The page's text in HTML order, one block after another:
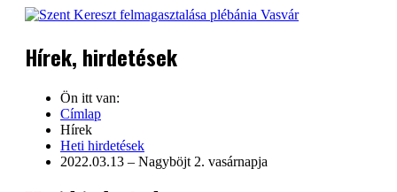
Plébánia
Hírek
Lelkiség
Képgaléria
Kapcsolat
Hírek, hirdetések
Ön itt van:
Címlap
Hírek
Heti hirdetések
2022.03.13 – Nagyböjt 2. vasárnapja